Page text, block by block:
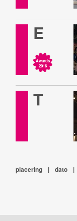
E
Awards
2016
T
placering | dato |